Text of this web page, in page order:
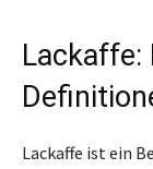
Lackaffe:
Lackaffe ist ein